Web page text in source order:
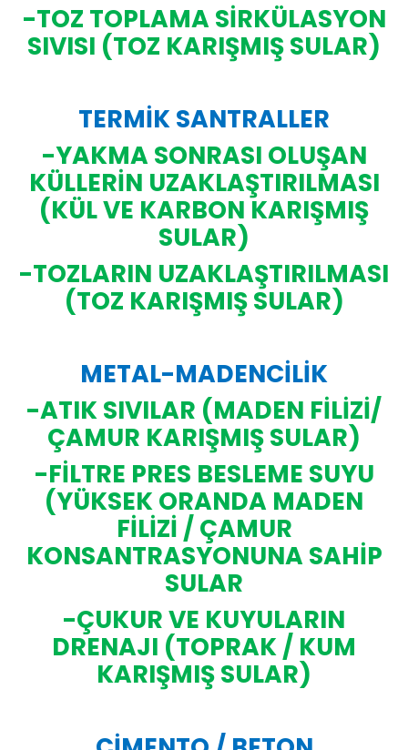
-TOZ TOPLAMA SİRKÜLASYON
SIVISI (TOZ KARIŞMIŞ SULAR)
TERMİK SANTRALLER
-YAKMA SONRASI OLUŞAN
KÜLLERİN UZAKLAŞTIRILMASI
(KÜL VE KARBON KARIŞMIŞ
SULAR)
-TOZLARIN UZAKLAŞTIRILMASI
(TOZ KARIŞMIŞ SULAR)
METAL-MADENCİLİK
-ATIK SIVILAR (MADEN FİLİZİ/
ÇAMUR KARIŞMIŞ SULAR)
-FİLTRE PRES BESLEME SUYU
(YÜKSEK ORANDA MADEN
FİLİZİ / ÇAMUR
KONSANTRASYONUNA SAHİP
SULAR
-ÇUKUR VE KUYULARIN
DRENAJI (TOPRAK / KUM
KARIŞMIŞ SULAR)